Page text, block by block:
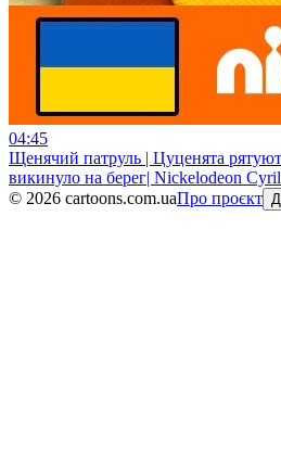
04:45
Щенячий патруль | Цуценята
викинуло на берег| Nickelodeon
© 2026 cartoons.com.uaПро проєкт